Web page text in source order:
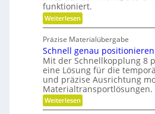
e
r
g
l
e
i
c
h
m
e
i
d
e
n
t
i
a
l
e
e
r
B
a
u
t
e
i
l
funktioniert.
Weiterlesen:
W
r
t
u
n
g
s
f
r
e
Präzise Materialübergabe
Schnell genau positionieren
Mit der Schnellkopplung 8
eine Lösung für die
und präzise Ausrichtung
Materialtransportlösungen.
Weiterlesen:
S